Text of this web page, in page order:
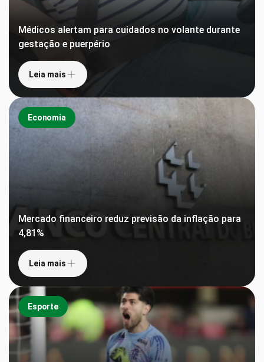
Médicos alertam para cuidados no volante durante
gestação e puerpério
Leia mais
Economia
Mercado financeiro reduz previsão da inflação para
4,81%
Leia mais
Esporte